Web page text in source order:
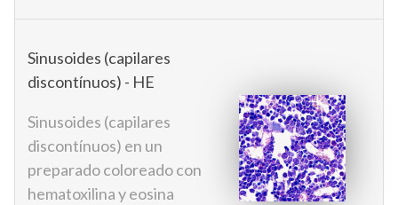
Sinusoides (capilares
discontínuos) - HE
Sinusoides (capilares
discontínuos) en un
preparado coloreado con
hematoxilina y eosina